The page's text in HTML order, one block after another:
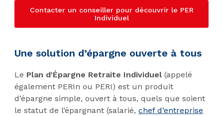
Contacter un conseiller pour découvrir le PER
Individuel
Une solution d’épargne ouverte à tous
Le Plan d'Épargne Retraite Individuel (appelé
également PERIn ou PERI) est un produit
d’épargne simple, ouvert à tous, quels que soient
le statut de l’épargnant (salarié, chef d’entreprise